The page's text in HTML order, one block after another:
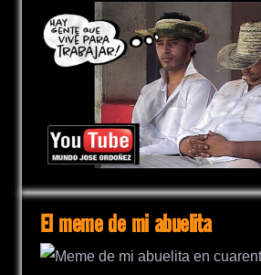
El meme de mi abuelita